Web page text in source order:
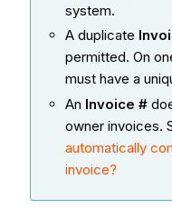
system.
A duplicate
permitted. On
must have a
An Invoice #
owner invoices.
automatically
invoice?